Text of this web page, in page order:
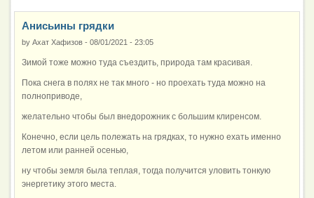
Анисьины грядки
by Ахат Хафизов - 08/01/2021 - 23:05
Зимой тоже можно туда съездить, природа там красивая.
Пока снега в полях не так много - но проехать туда можно на
полноприводе,
желательно чтобы был внедорожник с большим клиренсом.
Конечно, если цель полежать на грядках, то нужно ехать именно
летом или ранней осенью,
ну чтобы земля была теплая, тогда получится уловить тонкую
энергетику этого места.